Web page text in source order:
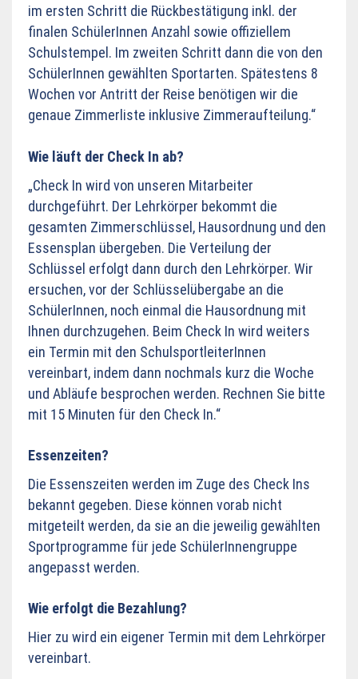
im ersten Schritt die Rückbestätigung inkl. der
finalen SchülerInnen Anzahl sowie offiziellem
Schulstempel. Im zweiten Schritt dann die von den
SchülerInnen gewählten Sportarten. Spätestens 8
Wochen vor Antritt der Reise benötigen wir die
genaue Zimmerliste inklusive Zimmeraufteilung.“
Wie läuft der Check In ab?
„Check In wird von unseren Mitarbeiter
durchgeführt. Der Lehrkörper bekommt die
gesamten Zimmerschlüssel, Hausordnung und den
Essensplan übergeben. Die Verteilung der
Schlüssel erfolgt dann durch den Lehrkörper. Wir
ersuchen, vor der Schlüsselübergabe an die
SchülerInnen, noch einmal die Hausordnung mit
Ihnen durchzugehen. Beim Check In wird weiters
ein Termin mit den SchulsportleiterInnen
vereinbart, indem dann nochmals kurz die Woche
und Abläufe besprochen werden. Rechnen Sie bitte
mit 15 Minuten für den Check In.“
Essenzeiten?
Die Essenszeiten werden im Zuge des Check Ins
bekannt gegeben. Diese können vorab nicht
mitgeteilt werden, da sie an die jeweilig gewählten
Sportprogramme für jede SchülerInnengruppe
angepasst werden.
Wie erfolgt die Bezahlung?
Hier zu wird ein eigener Termin mit dem Lehrkörper
vereinbart.